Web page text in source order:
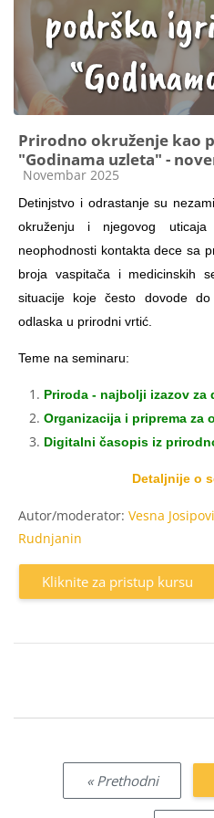
Prirodno okruženje kao
"Godinama uzleta" -
Kategorija kursa
Novembar 2025
Detinjstvo i odrastanje su
okruženju i njegovog
neophodnosti kontakta dece sa
broja vaspitača i medicinskih
situacije koje često dovode
odlaska u prirodni vrtić.
Teme na seminaru:
Priroda - najbolji izazov za
Organizacija i priprema za
Digitalni časopis iz
Detaljnije o
Autor/moderator: Vesna
Rudnjanin
Kliknite za pristup kursu
« Prethodni